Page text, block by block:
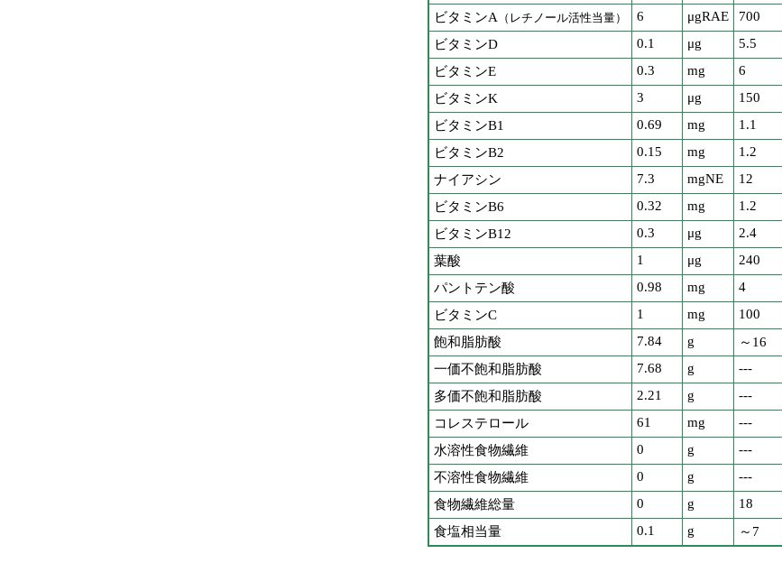
ビタミンA（レチノール活性当量） 6 μgRAE
700
ビタミンD
0.1 μg
5.5
ビタミンE
0.3 mg
6
ビタミンK
3 μg
150
ビタミンB1
0.69 mg
1.1
ビタミンB2
0.15 mg
1.2
ナイアシン
7.3 mgNE
12
ビタミンB6
0.32 mg
1.2
ビタミンB12
0.3 μg
2.4
葉酸
1 μg
240
パントテン酸
0.98 mg
4
ビタミンC
1 mg
100
飽和脂肪酸
7.84 g
～16
一価不飽和脂肪酸
7.68 g
---
多価不飽和脂肪酸
2.21 g
---
コレステロール
61 mg
---
水溶性食物繊維
0 g
---
不溶性食物繊維
0 g
---
食物繊維総量
0 g
18
食塩相当量
0.1 g ～7